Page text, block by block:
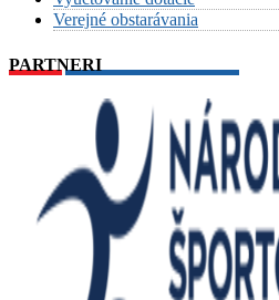
Verejné obstarávania
PARTNERI